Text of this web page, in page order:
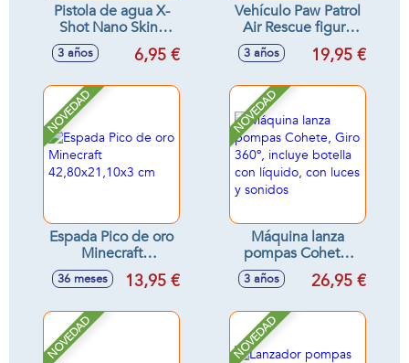
Pistola de agua X-
Shot Nano Skins
Sonic, carga rápida
3 años 6,95 €
Vehículo Paw Patrol
Air Rescue figura
de mas 5 cml. -
Modelos surtidos
3 años 19,95 €
NOVEDAD
Espada Pico de oro
Minecraft
42,80x21,10x3 cm
36 meses 13,95 €
NOVEDAD
Máquina lanza
pompas Cohete,
Giro 360º, incluye
botella con líquido,
3 años 26,95 €
NOVEDAD NOVEDAD